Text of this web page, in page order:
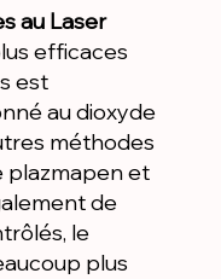
au Laser
efficaces
est
au dioxyde
méthodes
plazmapen et
de
le
plus